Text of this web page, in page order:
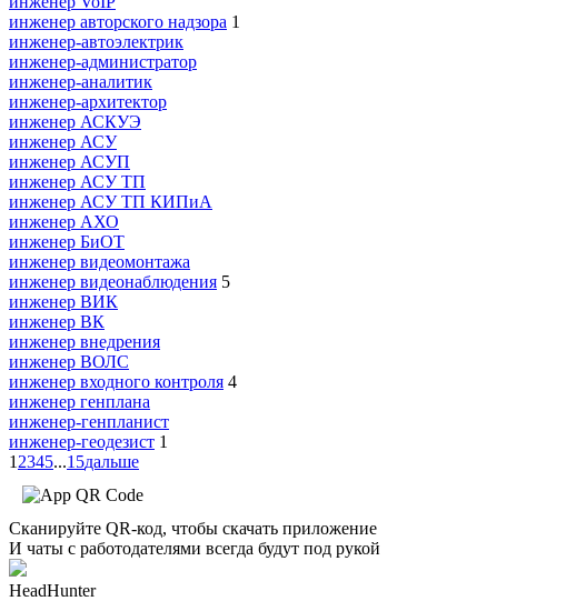
инженер авторского надзора 1
инженер-автоэлектрик
инженер-администратор
инженер-аналитик
инженер-архитектор
инженер АСКУЭ
инженер АСУ
инженер АСУП
инженер АСУ ТП
инженер АСУ ТП КИПиА
инженер АХО
инженер БиОТ
инженер видеомонтажа
инженер видеонаблюдения 5
инженер ВИК
инженер ВК
инженер внедрения
инженер ВОЛС
инженер входного контроля 4
инженер генплана
инженер-генпланист
инженер-геодезист 1
1 2345...15дальше
Сканируйте QR-код, чтобы скачать приложение
И чаты с работодателями всегда будут под рукой
HeadHunter